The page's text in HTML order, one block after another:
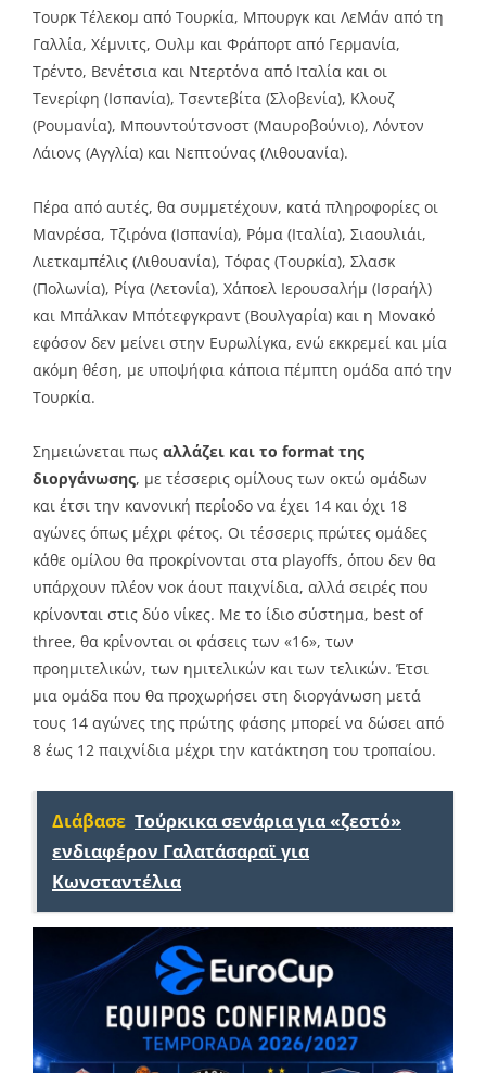
Τουρκ Τέλεκομ από Τουρκία, Μπουργκ και ΛεΜάν από τη
Γαλλία, Χέμνιτς, Ουλμ και Φράπορτ από Γερμανία,
Τρέντο, Βενέτσια και Ντερτόνα από Ιταλία και οι
Τενερίφη (Ισπανία), Τσεντεβίτα (Σλοβενία), Κλουζ
(Ρουμανία), Μπουντούτσνοστ (Μαυροβούνιο), Λόντον
Λάιονς (Αγγλία) και Νεπτούνας (Λιθουανία).
Πέρα από αυτές, θα συμμετέχουν, κατά πληροφορίες οι
Μανρέσα, Τζιρόνα (Ισπανία), Ρόμα (Ιταλία), Σιαουλιάι,
Λιετκαμπέλις (Λιθουανία), Τόφας (Τουρκία), Σλασκ
(Πολωνία), Ρίγα (Λετονία), Χάποελ Ιερουσαλήμ (Ισραήλ)
και Μπάλκαν Μπότεφγκραντ (Βουλγαρία) και η Μονακό
εφόσον δεν μείνει στην Ευρωλίγκα, ενώ εκκρεμεί και μία
ακόμη θέση, με υποψήφια κάποια πέμπτη ομάδα από την
Τουρκία.
Σημειώνεται πως αλλάζει και το format της
διοργάνωσης, με τέσσερις ομίλους των οκτώ ομάδων
και έτσι την κανονική περίοδο να έχει 14 και όχι 18
αγώνες όπως μέχρι φέτος. Οι τέσσερις πρώτες ομάδες
κάθε ομίλου θα προκρίνονται στα playoffs, όπου δεν θα
υπάρχουν πλέον νοκ άουτ παιχνίδια, αλλά σειρές που
κρίνονται στις δύο νίκες. Με το ίδιο σύστημα, best of
three, θα κρίνονται οι φάσεις των «16», των
προημιτελικών, των ημιτελικών και των τελικών. Έτσι
μια ομάδα που θα προχωρήσει στη διοργάνωση μετά
τους 14 αγώνες της πρώτης φάσης μπορεί να δώσει από
8 έως 12 παιχνίδια μέχρι την κατάκτηση του τροπαίου.
Διάβασε Τούρκικα σενάρια για «ζεστό»
ενδιαφέρον Γαλατάσαραϊ για
Κωνσταντέλια